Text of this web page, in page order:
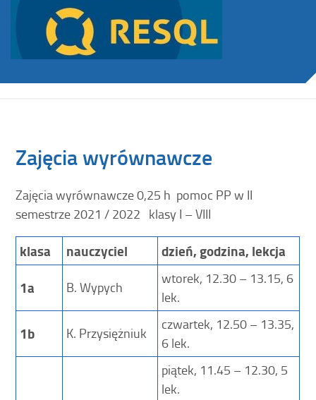
Zajęcia wyrównawcze
Zajęcia wyrównawcze 0,25 h pomoc PP w II
semestrze 2021 / 2022 klasy I – VIII
klasa nauczyciel
dzień, godzina, lekcja
1a
B. Wypych
wtorek, 12.30 – 13.15, 6
lek.
1b K. Przysiężniuk
czwartek, 12.50 – 13.35,
6 lek.
piątek, 11.45 – 12.30, 5
lek.